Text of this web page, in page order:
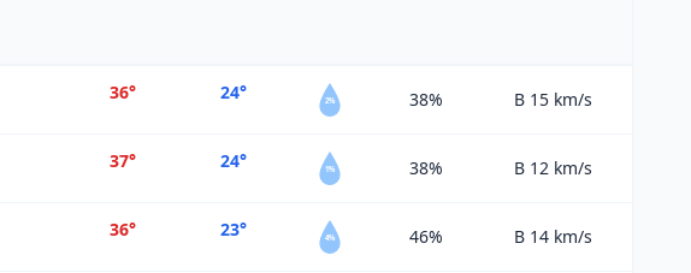
36° 24° 2% 38% B 15 km/s
37° 24° 1% 38% B 12 km/s
36° 23° 4% 46% B 14 km/s